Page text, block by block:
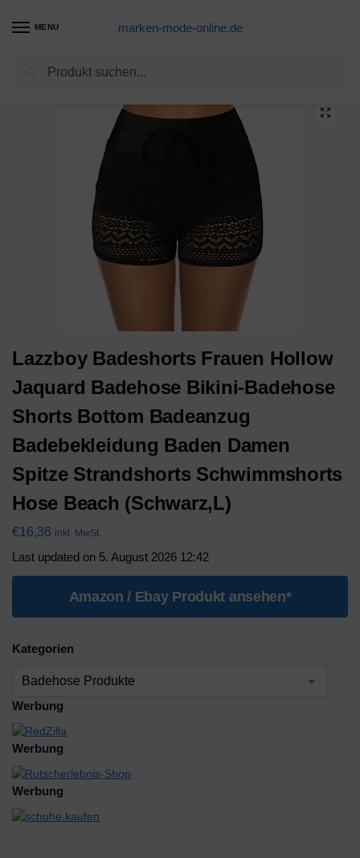
MENU marken-mode-online.de
Badehose Produkte
Lazzboy Badeshorts Frauen Hollow
Jaquard Badehose Bikini-Badehose
Shorts Bottom Badeanzug
Badebekleidung Baden Damen
Spitze Strandshorts Schwimmshorts
Hose Beach (Schwarz,L)
€16,36 inkl. MwSt.
Last updated on 5. August 2026 12:42
Amazon / Ebay Produkt ansehen*
Kategorien
Werbung
Werbung
Werbung